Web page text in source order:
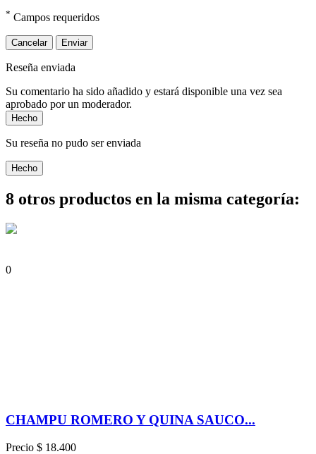
* Campos requeridos
Cancelar Enviar
Reseña enviada
Su comentario ha sido añadido y estará disponible una vez sea
aprobado por un moderador.
Hecho
Su reseña no pudo ser enviada
Hecho
8 otros productos en la misma categoría:
0
CHAMPU ROMERO Y QUINA SAUCO...
Precio $ 18.400